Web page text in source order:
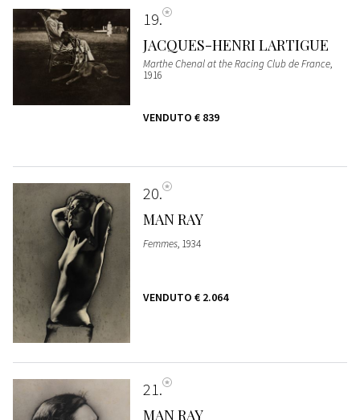
19
JACQUES-HENRI LARTIGUE
Marthe Chenal at the Racing Club de France,
1916
VENDUTO € 839
20
MAN RAY
Femmes, 1934
VENDUTO € 2.064
21
MAN RAY